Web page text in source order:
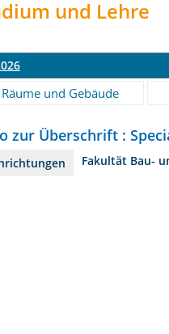
und Lehre
Räume und Gebäude
zur Überschrift :
Fakultät Bau-